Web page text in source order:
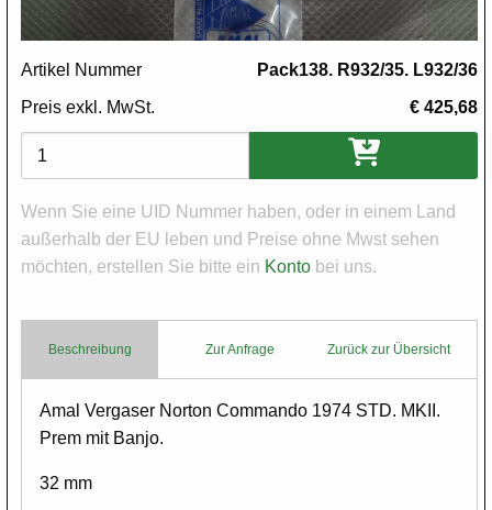
Artikel Nummer
Pack138. R932/35. L932/36
Preis exkl. MwSt.
€ 425,68
Varianten
Wenn Sie eine UID Nummer haben, oder in einem Land
außerhalb der EU leben und Preise ohne Mwst sehen
möchten, erstellen Sie bitte ein Konto bei uns.
Beschreibung Zurück zur Übersicht
Zur Anfrage
Body
Amal Vergaser Norton Commando 1974 STD. MKII.
Prem mit Banjo.
32 mm